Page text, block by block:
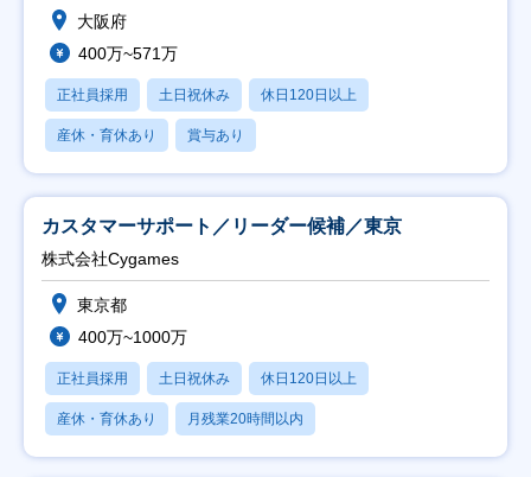
大阪府
400万~571万
正社員採用 土日祝休み 休日120日以上
産休・育休あり 賞与あり
カスタマーサポート／リーダー候補／東京
株式会社Cygames
東京都
400万~1000万
正社員採用 土日祝休み 休日120日以上
産休・育休あり 月残業20時間以内